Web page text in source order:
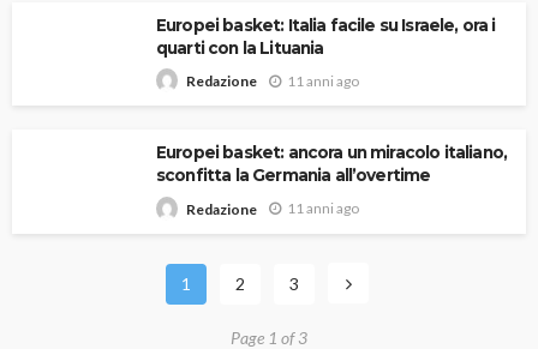
Europei basket: Italia facile su Israele, ora i
quarti con la Lituania
Redazione 11 anni ago
Europei basket: ancora un miracolo italiano,
sconfitta la Germania all’overtime
Redazione 11 anni ago
1 2 3
Page 1 of 3